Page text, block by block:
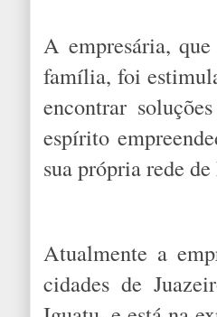
A empresária,
família, foi
encontrar
espírito
sua própria rede
Atualmente a
cidades de